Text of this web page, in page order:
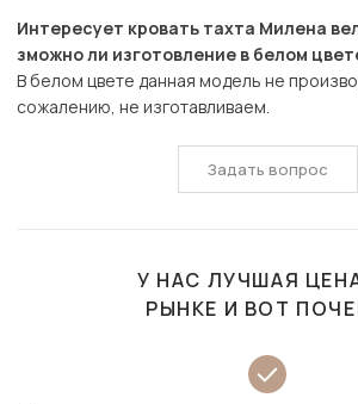
Интересует кровать тахта Милена
зможно ли изготовление в белом
В белом цвете данная модель не
сожалению, не изготавливаем.
Задать вопрос
У НАС ЛУЧШАЯ
РЫНКЕ И ВОТ